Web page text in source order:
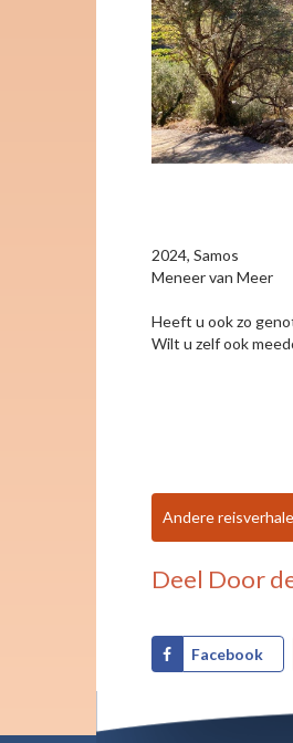
2024, Samos
Meneer van Meer
Heeft u ook zo
Wilt u zelf ook
Andere
Deel Door
Facebook